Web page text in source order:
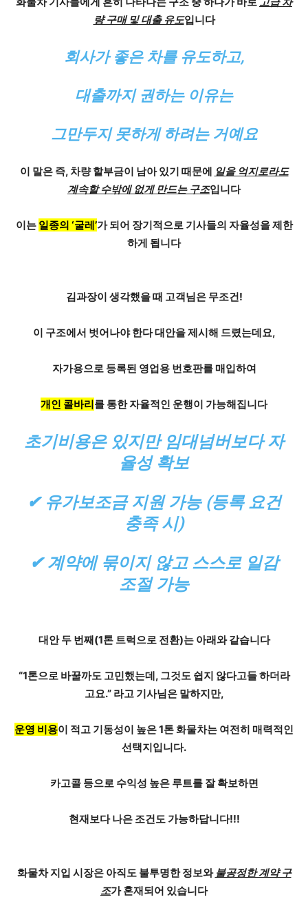
량 구매 및 대출 유도입니다
회사가 좋은 차를 유도하고,
대출까지 권하는 이유는
그만두지 못하게 하려는 거예요
이 말은 즉, 차량 할부금이 남아 있기 때문에 일을 억지로라도
계속할 수밖에 없게 만드는 구조입니다
이는 일종의 ‘굴레’가 되어 장기적으로 기사들의 자율성을 제한
하게 됩니다
김과장이 생각했을 때 고객님은 무조건!
이 구조에서 벗어나야 한다 대안을 제시해 드렸는데요,
자가용으로 등록된 영업용 번호판를 매입하여
개인 콜바리를 통한 자율적인 운행이 가능해집니다
초기비용은 있지만 임대넘버보다 자
율성 확보
✔ 유가보조금 지원 가능 (등록 요건
충족 시)
✔ 계약에 묶이지 않고 스스로 일감
조절 가능
대안 두 번째(1톤 트럭으로 전환)는 아래와 같습니다
“1톤으로 바꿀까도 고민했는데, 그것도 쉽지 않다고들 하더라
고요.” 라고 기사님은 말하지만,
운영 비용이 적고 기동성이 높은1톤 화물차는 여전히 매력적인
선택지입니다.
카고콜 등으로 수익성 높은 루트를 잘 확보하면
현재보다 나은 조건도 가능하답니다!!!
화물차 지입 시장은 아직도 불투명한 정보와 불공정한 계약 구
조가 혼재되어 있습니다